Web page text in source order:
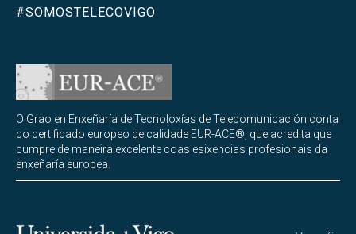
#SOMOSTELECOVIGO
O Grao en Enxeñaría de Tecnoloxías de Telecomunicación conta
co certificado europeo de calidade EUR-ACE®, que acredita que
cumpre de maneira excelente coas esixencias profesionais da
enxeñaría europea.